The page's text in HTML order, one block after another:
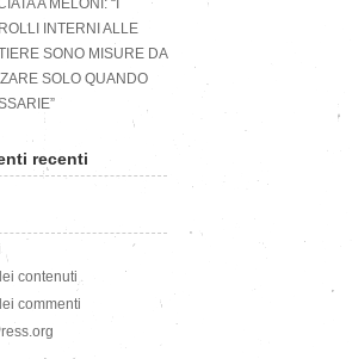
A MELONI: “I
INTERNI ALLE
SONO MISURE DA
SOLO QUANDO
recenti
contenuti
commenti